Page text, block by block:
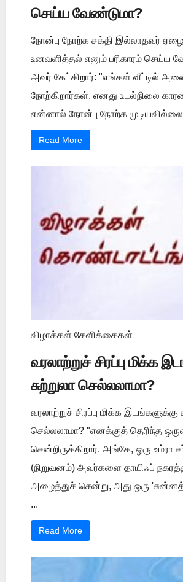
செய்ய வேண்டுமா?
நோன்பு நோற்க சக்தி இல்லாதவர்
உனவளித்தல் எனும் பரிகாரம் செய்ய
அவர் கேட்கிறார்: "எங்கள் வீட்டில்
நோற்கிறார்கள். எனது உடல்நிலை
என்னால் நோன்பு நோற்க
Read More
விழாக்கள் கேளிக்கைகள்
வரலாற்றுச் சிரப்பு மிக்க
சுற்றுலா செல்லலாமா?
வரலாற்றுச் சிரப்பு மிக்க இடங்களுக்கு
செல்லலாமா? "எனக்குத் தெரிந்த
சென்றிருக்கிறார். அங்கே, ஒரு உம்ரா
(நிறுவனம்) அவர்களை தாயிஃப்
அழைத்துச் சென்று, அது ஒரு
...
Read More